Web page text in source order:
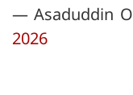
— Asaduddin
2026